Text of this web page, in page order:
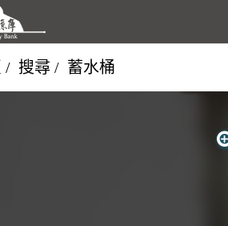
搜尋 蓄水桶